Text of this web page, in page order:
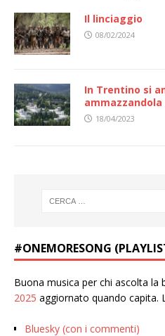
Il linciaggio
08/02/2024
In Trentino si
ammazzandola
18/04/2023
#ONEMORESONG
Buona musica per chi ascolta la
2025 aggiornato quando capita.
Bluesky (con i commenti)